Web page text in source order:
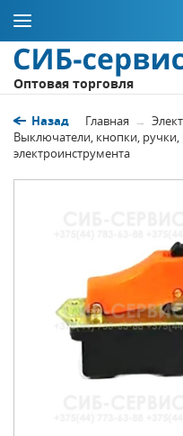
Оптовая торговля
Назад Главная
Выключатели, кнопки, ручки,
электроинструмента